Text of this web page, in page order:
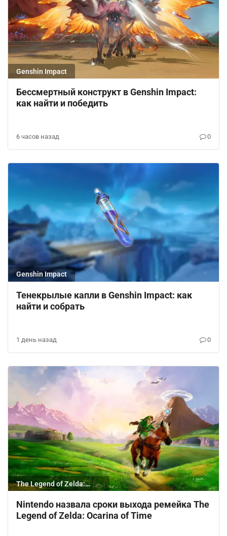
Genshin Impact
Бессмертный конструкт в Genshin Impact:
как найти и победить
6 часов назад 0
Genshin Impact
Тенекрылые капли в Genshin Impact: как
найти и собрать
1 день назад 0
The Legend of Zelda:
Nintendo назвала сроки выхода ремейка The
Legend of Zelda: Ocarina of Time